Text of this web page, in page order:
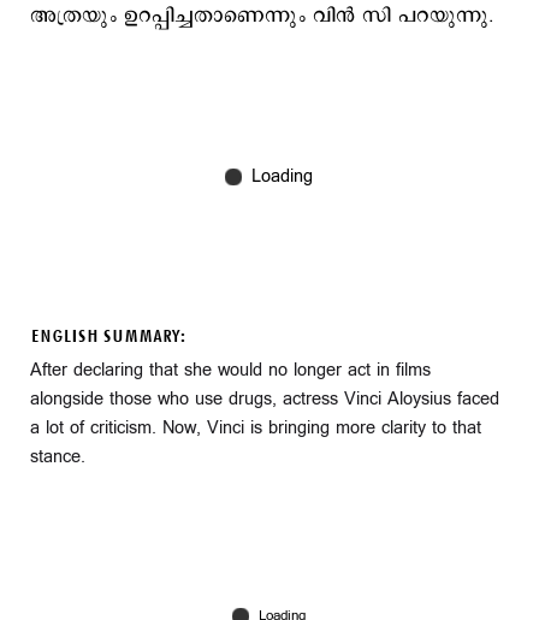
അത്രയും ഉറപ്പിച്ചതാണെന്നും വിൻ സി പറയുന്നു.
ENGLISH SUMMARY:
After declaring that she would no longer act in films
alongside those who use drugs, actress Vinci Aloysius faced
a lot of criticism. Now, Vinci is bringing more clarity to that
stance.